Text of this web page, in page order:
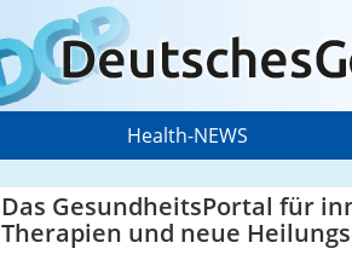
Health-NEWS
Das GesundheitsPortal für
Therapien und neue